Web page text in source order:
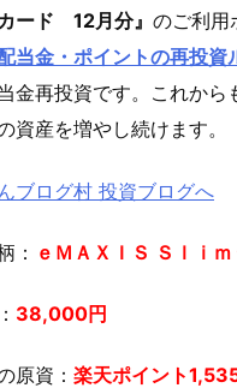
カード 12月分』 のご利用
当金・ポイントの再投資
金再投資です。これから
資産を増やし続けます。
： ｅＭＡＸＩＳ Ｓｌｉ
38,000円
原資： 楽天ポイント